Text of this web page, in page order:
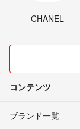
CHANEL
コンテンツ
ブランド一覧